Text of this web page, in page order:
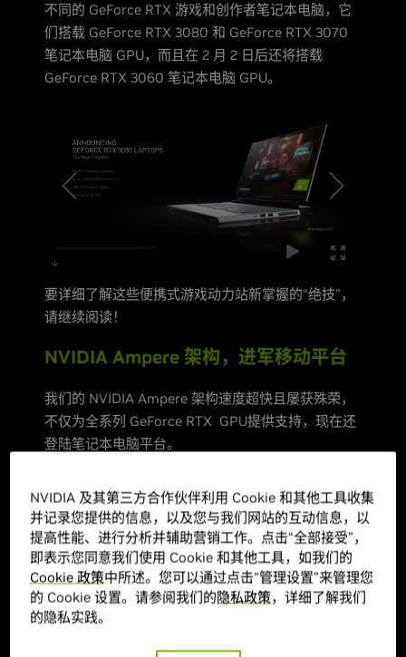
不同的 GeForce RTX 游戏和创作者笔记本电脑，它
们搭载 GeForce RTX 3080 和 GeForce RTX 3070
笔记本电脑 GPU，而且在 2 月 2 日后还将搭载
GeForce RTX 3060 笔记本电脑 GPU。
要详细了解这些便携式游戏动力站新掌握的“绝技”，
请继续阅读！
NVIDIA Ampere 架构，进军移动平台
我们的 NVIDIA Ampere 架构速度超快且屡获殊荣，
不仅为全系列 GeForce RTX GPU提供支持，现在还
登陆笔记本电脑平台。
元流处理器 (SM)，提供 2 倍 FP32的 吞吐量（性能
大幅改善，同时提升每瓦性能）、PCI Express 4.0
支持和多项其他架构改进。
对于“赛博朋克 2077 (Cyberpunk 2077) ”、“我的世界
(Minecraft)
NVIDIA 及其第三方合作伙伴利用 Cookie 和其他工具收集
并记录您提供的信息，以及您与我们网站的互动信息，以
提高性能、进行分析并辅助营销工作。点击“全部接受”，
即表示您同意我们使用 Cookie 和其他工具，如我们的
Cookie 政策中所述。您可以通过点击“管理设置”来管理您
的 Cookie 设置。请参阅我们的隐私政策，详细了解我们
的隐私实践。